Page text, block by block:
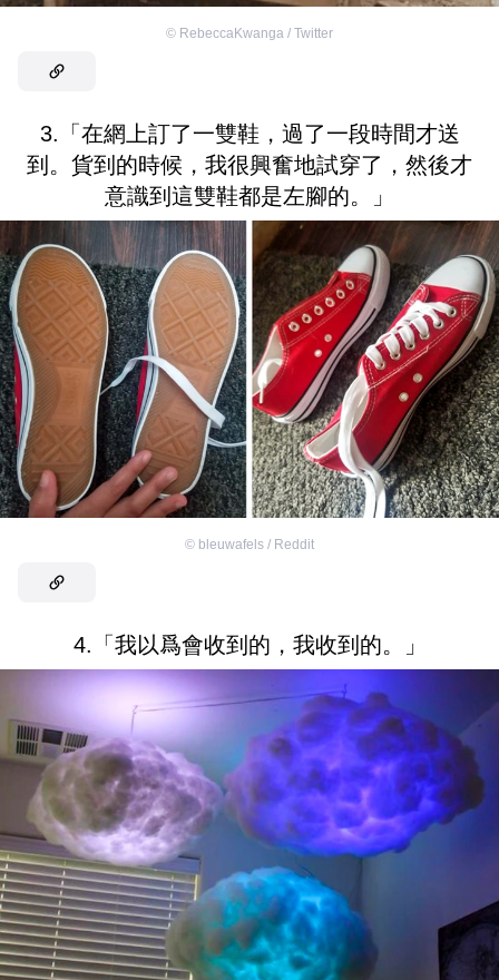
© RebeccaKwanga / Twitter
3.「在網上訂了一雙鞋，過了一段時間才送
到。貨到的時候，我很興奮地試穿了，然後才
意識到這雙鞋都是左腳的。」
© bleuwafels / Reddit
4.「我以爲會收到的，我收到的。」